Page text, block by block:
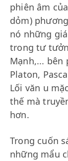
phiên âm
dỏm)
nó những
trong tư
Mạnh,... bên
Platon,
Lối văn u
thế mà
hơn.
Trong cuốn
những mẩu